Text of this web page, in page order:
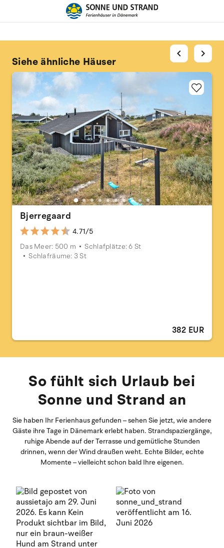
Siehe ähnliche Häuser
Bjerregaard
4.71/5
Das Meer: 500 m
Schlafplätze: 6 St
Schlafräume: 3 St
382 EUR
chevron_left chevron_right
So fühlt sich Urlaub bei
Sonne und Strand an
Sie haben Ihr Ferienhaus gefunden – sehen Sie jetzt, wie andere
Gäste ihre Tage in Dänemark erlebt haben. Strandspaziergänge,
ruhige Abende auf der Terrasse und gemütliche Stunden
drinnen, wenn der Wind draußen weht. Echte Bilder, echte
Momente – vielleicht schon bald Ihre eigenen.